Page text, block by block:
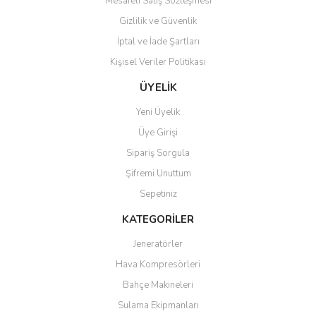
Gönder
Gizlilik ve Güvenlik
İptal ve İade Şartları
Kişisel Veriler Politikası
ÜYELİK
Yeni Üyelik
Üye Girişi
Sipariş Sorgula
Şifremi Unuttum
Sepetiniz
KATEGORİLER
Jeneratörler
Hava Kompresörleri
Bahçe Makineleri
Sulama Ekipmanları